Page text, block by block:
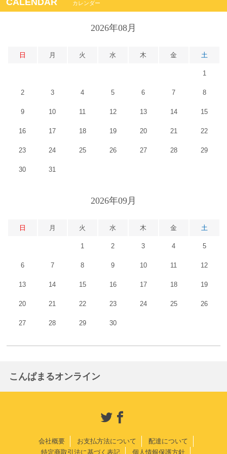
CALENDAR カレンダー
2026年08月
日 月 火 水 木 金 土
1
2 3 4 5 6 7 8
9 10 11 12 13 14 15
16 17 18 19 20 21 22
23 24 25 26 27 28 29
30 31
2026年09月
日 月 火 水 木 金 土
1 2 3 4 5
6 7 8 9 10 11 12
13 14 15 16 17 18 19
20 21 22 23 24 25 26
27 28 29 30
こんぱまるオンライン
会社概要 お支払方法について
配達について
特定商取引法に基づく表記
個人情報保護方針